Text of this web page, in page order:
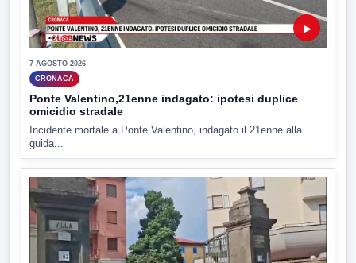
▶
7 AGOSTO 2026
CRONACA
Ponte Valentino,21enne indagato: ipotesi duplice
omicidio stradale
Incidente mortale a Ponte Valentino, indagato il 21enne alla
guida...